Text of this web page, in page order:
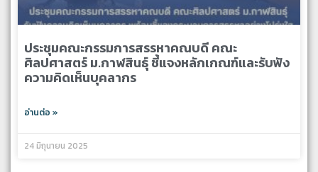
ประชุมคณะกรรมการสรรหาคณบดี คณะ
ศิลปศาสตร์ ม.กาฬสินธุ์ ชี้แจงหลักเกณฑ์และรับฟัง
ความคิดเห็นบุคลากร
อ่านต่อ »
24 มิถุนายน 2025